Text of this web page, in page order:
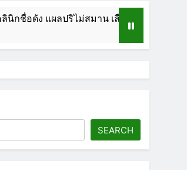
ะชุม–ห้องผู้บริหาร
ปริไม่สมาน เลือดไหลไม่หยุด หวั่นติดเชื้อ ว
SEARCH